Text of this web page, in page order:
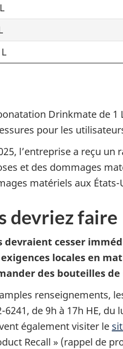
Drinkmate de
pour les
l’entreprise a reçu un
et des dommages
matériels aux États-
devriez faire
devraient cesser
locales en
des bouteilles
renseignements,
6241, de 9h à 17h HE,
également visiter le
Recall » (rappel de